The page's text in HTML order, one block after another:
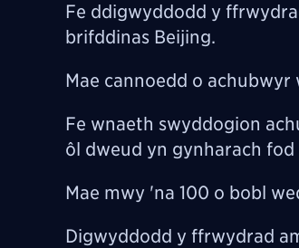
Fe ddigwyddodd y
brifddinas Beijing.
Mae cannoedd o
Fe wnaeth swyddogion
ôl dweud yn gynharach
Mae mwy 'na 100 o bobl
Digwyddodd y ffrwydrad